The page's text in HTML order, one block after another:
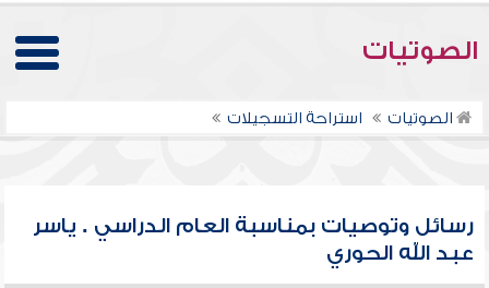
الصوتيات
الصوتيات استراحة التسجيلات
رسائل وتوصيات بمناسبة العام الدراسي . ياسر
عبد الله الحوري